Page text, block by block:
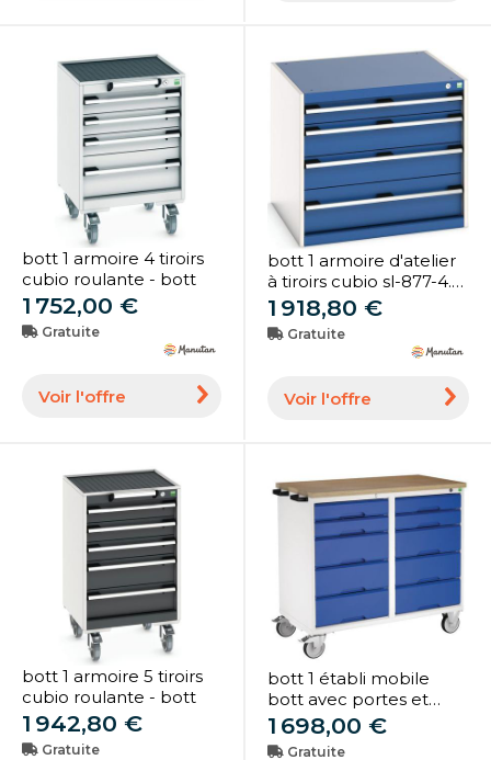
bott 1 armoire 4 tiroirs
cubio roulante - bott
1 752,00 €
Gratuite
Voir l'offre
bott 1 armoire d'atelier
à tiroirs cubio sl-877-4.1 -
bott
1 918,80 €
Gratuite
Voir l'offre
bott 1 armoire 5 tiroirs
cubio roulante - bott
1 942,80 €
Gratuite
bott 1 établi mobile
bott avec portes et
tiroirs
1 698,00 €
Gratuite